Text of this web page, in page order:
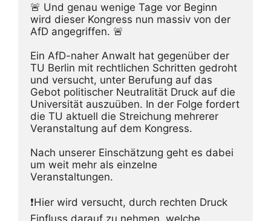
🚨 Und genau wenige Tage vor Beginn
wird dieser Kongress nun massiv von der
AfD angegriffen. 🚨
Ein AfD-naher Anwalt hat gegenüber der
TU Berlin mit rechtlichen Schritten gedroht
und versucht, unter Berufung auf das
Gebot politischer Neutralität Druck auf die
Universität auszuüben. In der Folge fordert
die TU aktuell die Streichung mehrerer
Veranstaltung auf dem Kongress.
Nach unserer Einschätzung geht es dabei
um weit mehr als einzelne
Veranstaltungen.
❗️Hier wird versucht, durch rechten Druck
Einfluss darauf zu nehmen, welche